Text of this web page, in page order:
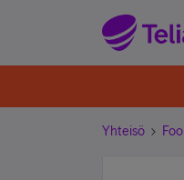
Yhteisö